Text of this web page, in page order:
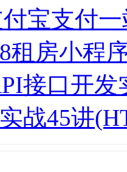
宝支付
租房小程
接口开发
战45讲